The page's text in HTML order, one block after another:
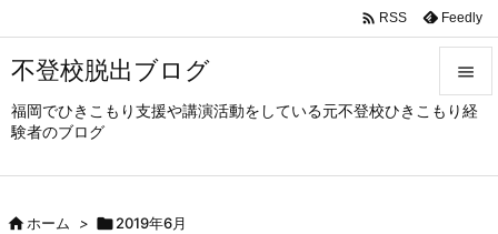
不登校脱出ブログ
福岡でひきこもり支援や講演活動をしている元不登校ひきこもり経
験者のブログ



 RSS Feedly
ホーム > 2019年6月